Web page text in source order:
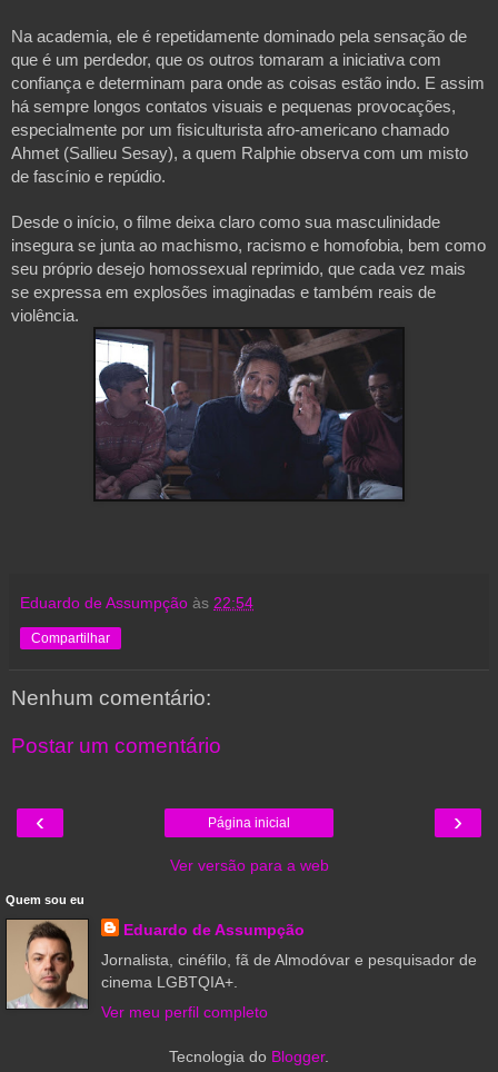
Na academia, ele é repetidamente dominado pela sensação de
que é um perdedor, que os outros tomaram a iniciativa com
confiança e determinam para onde as coisas estão indo. E assim
há sempre longos contatos visuais e pequenas provocações,
especialmente por um fisiculturista afro-americano chamado
Ahmet (Sallieu Sesay), a quem Ralphie observa com um misto
de fascínio e repúdio.
Desde o início, o filme deixa claro como sua masculinidade
insegura se junta ao machismo, racismo e homofobia, bem como
seu próprio desejo homossexual reprimido, que cada vez mais
se expressa em explosões imaginadas e também reais de
violência.
Eduardo de Assumpção às 22:54
Compartilhar
Nenhum comentário:
Postar um comentário
‹ ›
Página inicial
Ver versão para a web
Quem sou eu
Eduardo de Assumpção
Jornalista, cinéfilo, fã de Almodóvar e pesquisador de
cinema LGBTQIA+.
Ver meu perfil completo
Tecnologia do Blogger.